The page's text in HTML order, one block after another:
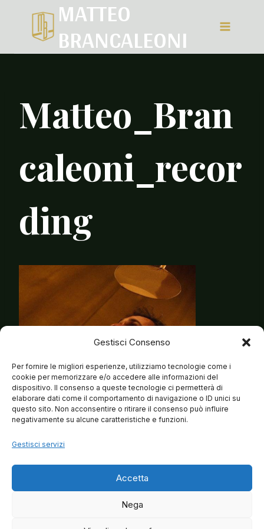
Gestisci Consenso
Per fornire le migliori esperienze, utilizziamo tecnologie come i
cookie per memorizzare e/o accedere alle informazioni del
dispositivo. Il consenso a queste tecnologie ci permetterà di
elaborare dati come il comportamento di navigazione o ID unici su
questo sito. Non acconsentire o ritirare il consenso può influire
negativamente su alcune caratteristiche e funzioni.
Gestisci servizi
Accetta
Nega
MATTEO
BRANCALEONI
Matteo_Bran
caleoni_recor
ding